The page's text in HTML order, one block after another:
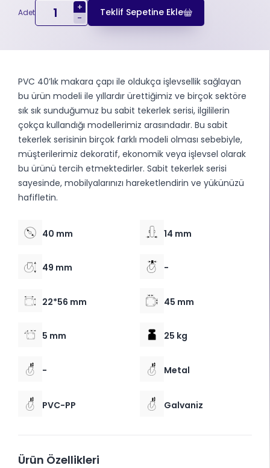
Adet
+
-
Teklif Sepetine Ekle
PVC 40’lık makara çapı ile oldukça işlevsellik sağlayan
bu ürün modeli ile yıllardır ürettiğimiz ve birçok sektöre
sık sık sunduğumuz bu sabit tekerlek serisi, ilgililerin
çokça kullandığı modellerimiz arasındadır. Bu sabit
tekerlek serisinin birçok farklı modeli olması sebebiyle,
müşterilerimiz dekoratif, ekonomik veya işlevsel olarak
bu ürünü tercih etmektedirler. Sabit tekerlek serisi
sayesinde, mobilyalarınızı hareketlendirin ve yükünüzü
hafifletin.
40 mm 14 mm
49 mm -
22*56 mm 45 mm
5 mm 25 kg
- Metal
PVC-PP Galvaniz
Ürün Özellikleri